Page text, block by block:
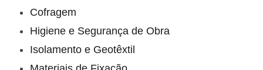
Cofragem
Higiene e Segurança de Obra
Isolamento e Geotêxtil